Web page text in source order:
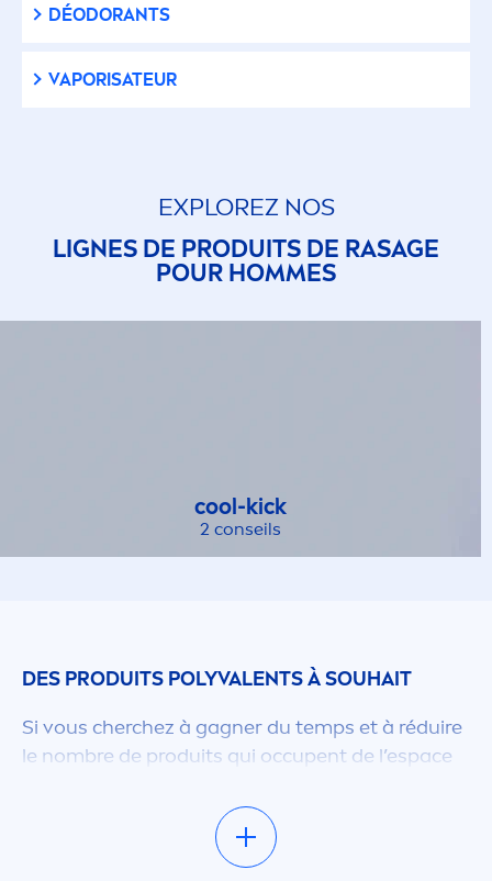
DÉODORANTS
VAPORISATEUR
EXPLOREZ NOS
LIGNES DE PRODUITS DE RASAGE
POUR HOMMES
cool-kick
2 conseils
DES PRODUITS POLYVALENTS À SOUHAIT
Si vous cherchez à gagner du temps et à réduire
le nombre de produits qui occupent de l’espace
NIVEAqui feront votre
affaire. En plus de proposer une large gamme
d’autres avantages, tels que la